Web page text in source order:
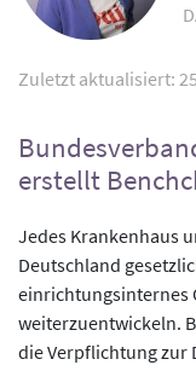
Zuletzt aktualisiert:
erstellt
Jedes Krankenhaus
Deutschland
einrichtungsinternes
weiterzuentwickeln.
die Verpflichtung zur